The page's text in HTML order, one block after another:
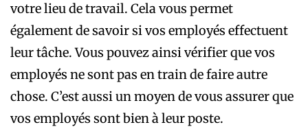
votre lieu de travail. Cela vous permet
également de savoir si vos employés effectuent
leur tâche. Vous pouvez ainsi vérifier que vos
employés ne sont pas en train de faire autre
chose. C’est aussi un moyen de vous assurer que
vos employés sont bien à leur poste.